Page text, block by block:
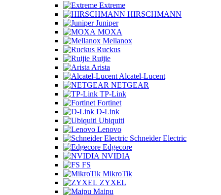
Extreme
HIRSCHMANN
Juniper
MOXA
Mellanox
Ruckus
Ruijie
Arista
Alcatel-Lucent
NETGEAR
TP-Link
Fortinet
D-Link
Ubiquiti
Lenovo
Schneider Electric
Edgecore
NVIDIA
FS
MikroTik
ZYXEL
Maipu